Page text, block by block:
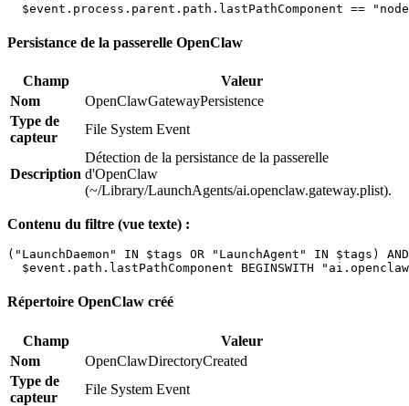
Persistance de la passerelle OpenClaw
Champ
Valeur
Nom
OpenClawGatewayPersistence
Type de
capteur
File System Event
Description
Détection de la persistance de la passerelle
d'OpenClaw
(~/Library/LaunchAgents/ai.openclaw.gateway.plist).
Contenu du filtre (vue texte) :
("LaunchDaemon" IN $tags OR "LaunchAgent" IN $tags) AND
Répertoire OpenClaw créé
Champ
Valeur
Nom
OpenClawDirectoryCreated
Type de
capteur
File System Event